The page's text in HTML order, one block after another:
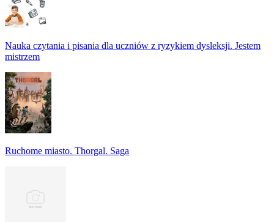
Nauka czytania i pisania dla uczniów z ryzykiem dysleksji. Jestem
mistrzem
Ruchome miasto. Thorgal. Saga